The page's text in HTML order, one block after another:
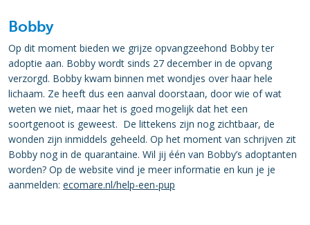
Bobby
Op dit moment bieden we grijze opvangzeehond Bobby ter
adoptie aan. Bobby wordt sinds 27 december in de opvang
verzorgd. Bobby kwam binnen met wondjes over haar hele
lichaam. Ze heeft dus een aanval doorstaan, door wie of wat
weten we niet, maar het is goed mogelijk dat het een
soortgenoot is geweest. De littekens zijn nog zichtbaar, de
wonden zijn inmiddels geheeld. Op het moment van schrijven zit
Bobby nog in de quarantaine. Wil jij één van Bobby’s adoptanten
worden? Op de website vind je meer informatie en kun je je
aanmelden: ecomare.nl/help-een-pup